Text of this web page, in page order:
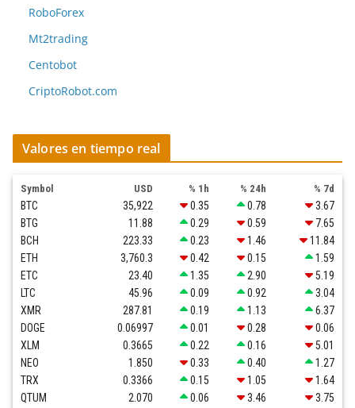
RoboForex
Mt2trading
Centobot
CriptoRobot.com
Valores en tiempo real
Symbol USD % 1h % 24h % 7d
BTC 35,922 0.35 0.78
3.67
BTG
11.88 0.29 0.59
7.65
BCH
223.33 0.23 1.46
11.84
ETH
3,760.3 0.42 0.15
1.59
ETC
23.40 1.35 2.90
5.19
LTC
45.96 0.09 0.92
3.04
XMR
287.81 0.19 1.13
6.37
DOGE
0.06997 0.01 0.28
0.06
XLM
0.3665 0.22 0.16
5.01
NEO
1.850 0.33 0.40
1.27
TRX
0.3366 0.15 1.05
1.64
QTUM
2.070 0.06 3.46
3.75